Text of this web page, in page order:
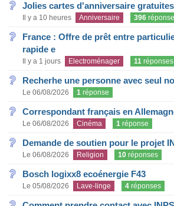
Jolies cartes d'anniversaire
Il y a 10 heures Anniversaire 396
France : Offre de prêt entre
rapide e
Il y a 1 jours Electroménager 11 réponses
Recherhe une personne avec seul
Le 06/08/2026 1 réponse
Correspondant français en
Le 06/08/2026 Cinéma 1 réponse
Demande de soutien pour le projet
Le 06/08/2026 Religion 10 réponses
Bosch logixx8 ecoénergie F43
Le 05/08/2026 Lave-linge 4 réponses